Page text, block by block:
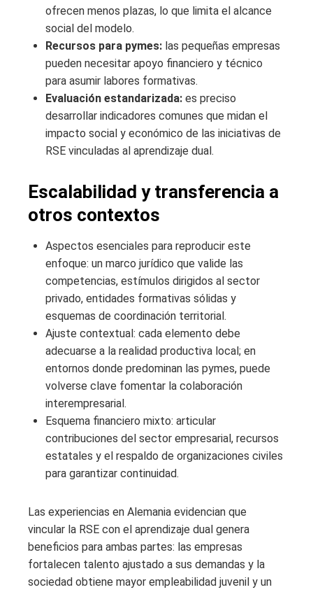
ofrecen menos plazas, lo que limita el alcance
social del modelo.
Recursos para pymes: las pequeñas empresas
pueden necesitar apoyo financiero y técnico
para asumir labores formativas.
Evaluación estandarizada: es preciso
desarrollar indicadores comunes que midan el
impacto social y económico de las iniciativas de
RSE vinculadas al aprendizaje dual.
Escalabilidad y transferencia a
otros contextos
Aspectos esenciales para reproducir este
enfoque: un marco jurídico que valide las
competencias, estímulos dirigidos al sector
privado, entidades formativas sólidas y
esquemas de coordinación territorial.
Ajuste contextual: cada elemento debe
adecuarse a la realidad productiva local; en
entornos donde predominan las pymes, puede
volverse clave fomentar la colaboración
interempresarial.
Esquema financiero mixto: articular
contribuciones del sector empresarial, recursos
estatales y el respaldo de organizaciones civiles
para garantizar continuidad.
Las experiencias en Alemania evidencian que
vincular la RSE con el aprendizaje dual genera
beneficios para ambas partes: las empresas
fortalecen talento ajustado a sus demandas y la
sociedad obtiene mayor empleabilidad juvenil y un